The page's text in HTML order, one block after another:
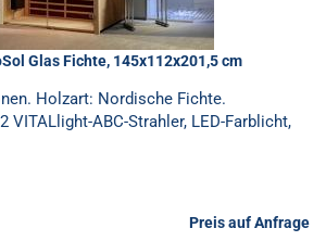
Glas Fichte, 145x112x201,5 cm
Holzart: Nordische Fichte.
VITALlight-ABC-Strahler, LED-Farblicht,
Preis auf Anfrage